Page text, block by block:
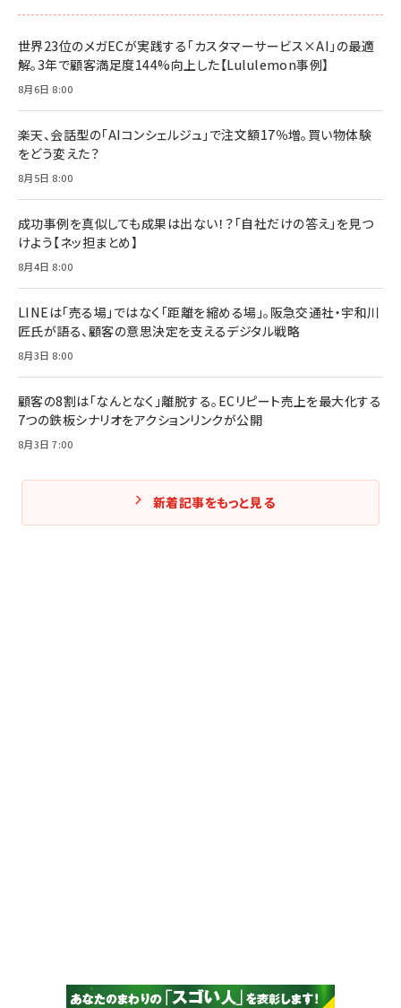
世界23位のメガECが実践する「カスタマーサービス×AI」の最適
解。3年で顧客満足度144%向上した【Lululemon事例】
8月6日 8:00
楽天、会話型の「AIコンシェルジュ」で注文額17％増。買い物体験
をどう変えた？
8月5日 8:00
成功事例を真似しても成果は出ない！？「自社だけの答え」を見つ
けよう【ネッ担まとめ】
8月4日 8:00
LINEは「売る場」ではなく「距離を縮める場」。阪急交通社・宇和川
匠氏が語る、顧客の意思決定を支えるデジタル戦略
8月3日 8:00
顧客の8割は「なんとなく」離脱する。ECリピート売上を最大化する
7つの鉄板シナリオをアクションリンクが公開
8月3日 7:00
新着記事をもっと見る